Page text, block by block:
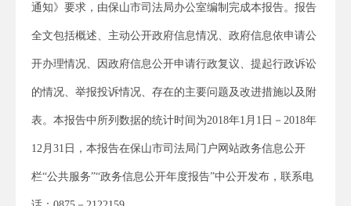
通知》要求，由保山市司法局办公室编制完成本报告。报告
全文包括概述、主动公开政府信息情况、政府信息依申请公
开办理情况、因政府信息公开申请行政复议、提起行政诉讼
的情况、举报投诉情况、存在的主要问题及改进措施以及附
表。本报告中所列数据的统计时间为2018年1月1日－2018年
12月31日，本报告在保山市司法局门户网站政务信息公开
栏“公共服务”“政务信息公开年度报告”中公开发布，联系电